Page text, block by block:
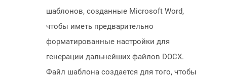
шаблонов, созданные Microsoft Word,
чтобы иметь предварительно
форматированные настройки для
генерации дальнейших файлов DOCX.
Файл шаблона создается для того, чтобы